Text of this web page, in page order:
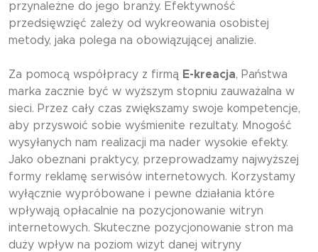
przynależne do jego branży. Efektywność
przedsięwzięć zależy od wykreowania osobistej
metody, jaka polega na obowiązującej analizie.
Za pomocą współpracy z firmą E-kreacja, Państwa
marka zacznie być w wyższym stopniu zauważalna w
sieci. Przez cały czas zwiększamy swoje kompetencje,
aby przyswoić sobie wyśmienite rezultaty. Mnogość
wysyłanych nam realizacji ma nader wysokie efekty.
Jako obeznani praktycy, przeprowadzamy najwyższej
formy reklamę serwisów internetowych. Korzystamy
wyłącznie wypróbowane i pewne działania które
wpływają opłacalnie na pozycjonowanie witryn
internetowych. Skuteczne pozycjonowanie stron ma
duży wpływ na poziom wizyt danej witryny